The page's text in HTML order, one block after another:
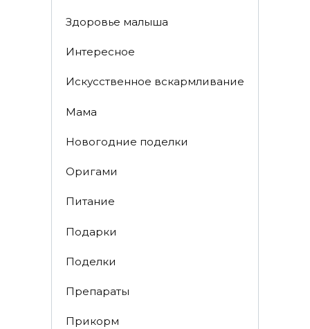
Здоровье малыша
Интересное
Искусственное вскармливание
Мама
Новогодние поделки
Оригами
Питание
Подарки
Поделки
Препараты
Прикорм